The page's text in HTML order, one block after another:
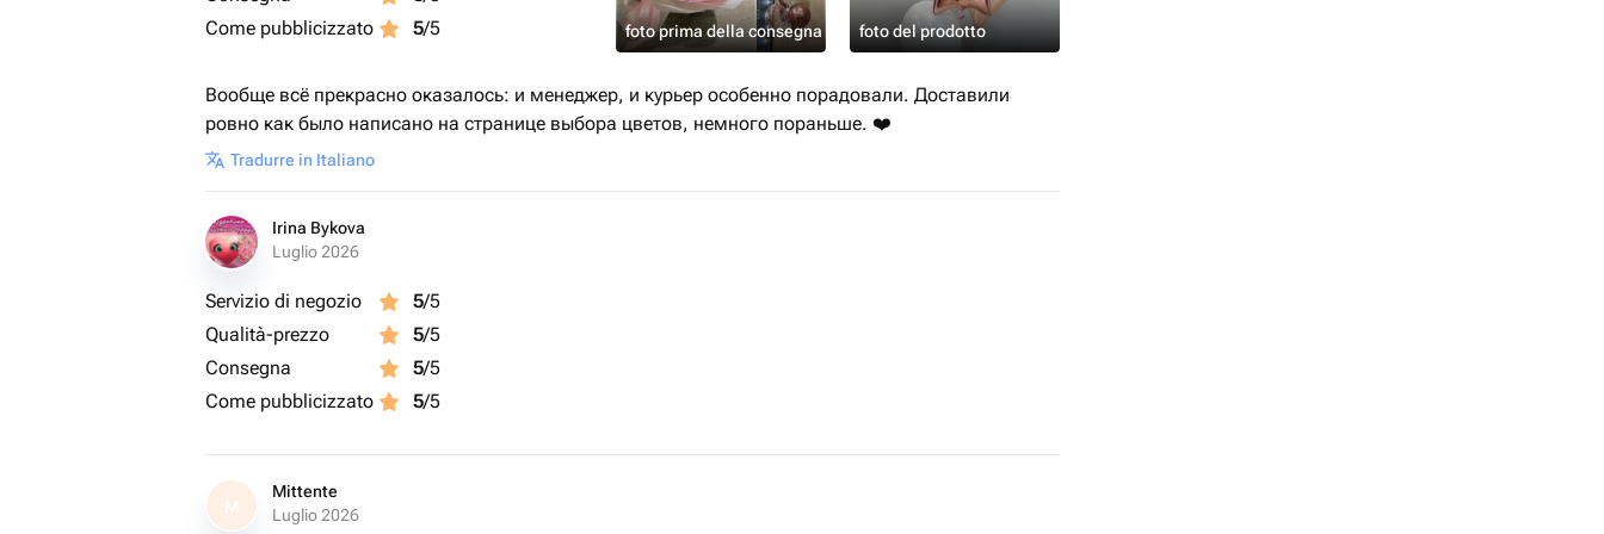
Come pubblicizzato
5/5 foto prima della consegna foto del prodotto
Вообще всё прекрасно оказалось: и менеджер, и курьер особенно порадовали. Доставили
ровно как было написано на странице выбора цветов, немного пораньше. ❤️
Tradurre in Italiano
Irina Bykova
Luglio 2026
Servizio di negozio 5/5
Qualità-prezzo
5/5
Consegna
5/5
Come pubblicizzato
5/5
M
Mittente
Luglio 2026